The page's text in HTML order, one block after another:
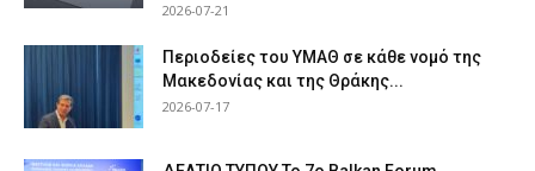
2026-07-21
Περιοδείες του ΥΜΑΘ σε κάθε νομό της
Μακεδονίας και της Θράκης...
2026-07-17